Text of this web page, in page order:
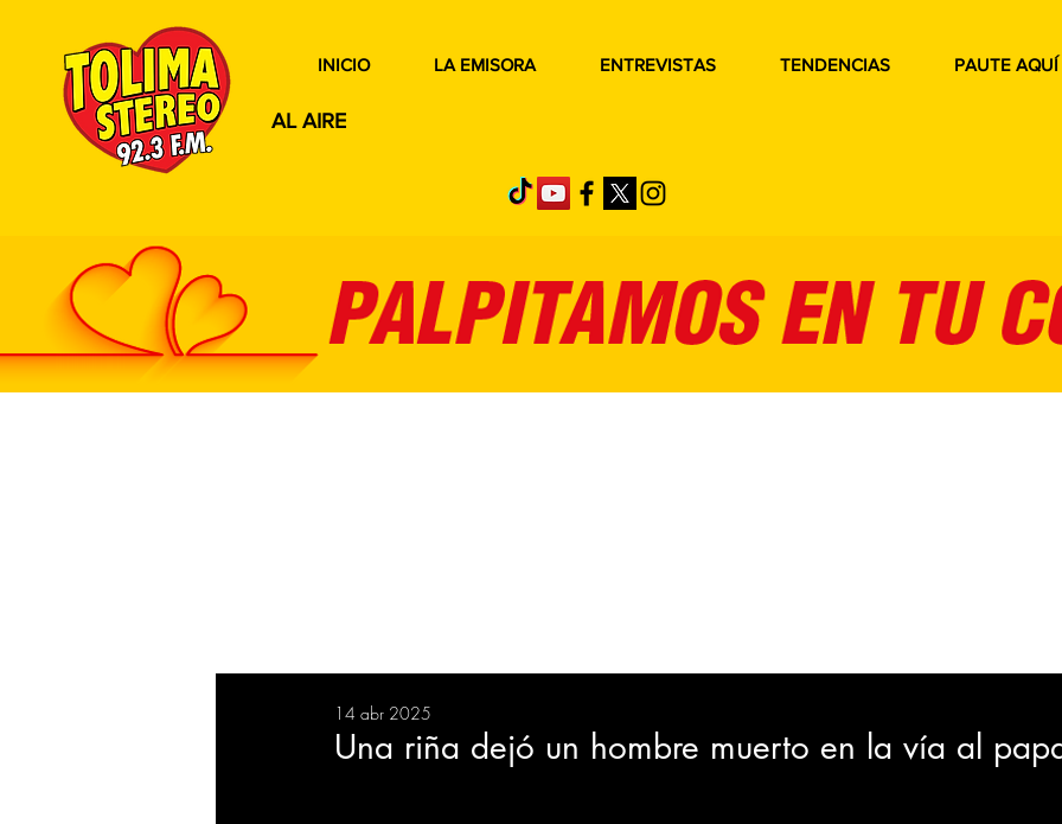
AL AIRE
INICIO LA EMISORA ENTREVISTAS TENDENCIAS PAUTE AQUÍ
BIENESTAR EVENTOS
Una riña dejó un hombre muerto en la vía al
14 abr 2025